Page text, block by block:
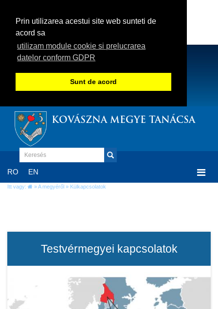
Prin utilizarea acestui site web sunteti de
acord sa
utilizam module cookie si prelucrarea
datelor conform GDPR
Sunt de acord
KOVÁSZNA MEGYE TANÁCSA
RO EN
Itt vagy: »A megyéről » Külkapcsolatok
Testvérmegyei kapcsolatok